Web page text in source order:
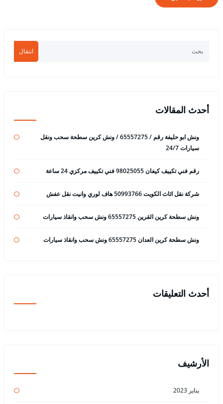
انتقال
أحدث المقالات
ونش ابو حليفة رقم / 65557275 / ونش كرين سطحة سحب ونقل
سيارات 24/7
رقم فني تكييف كيفان 98025055 فني تكييف مركزي 24 ساعة
شركة نقل اثاث الكويت 50993766 هاف لوري وانيت نقل عفش
ونش سطحة كرين القرين 65557275 ونش سحب وانقاذ سيارات
ونش سطحة كرين العدان 65557275 ونش سحب وانقاذ سيارات
أحدث التعليقات
الأرشيف
يناير 2023